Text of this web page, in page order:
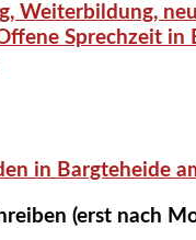
Weiterbildung,
Sprechzeit in
in Bargteheide
(erst nach